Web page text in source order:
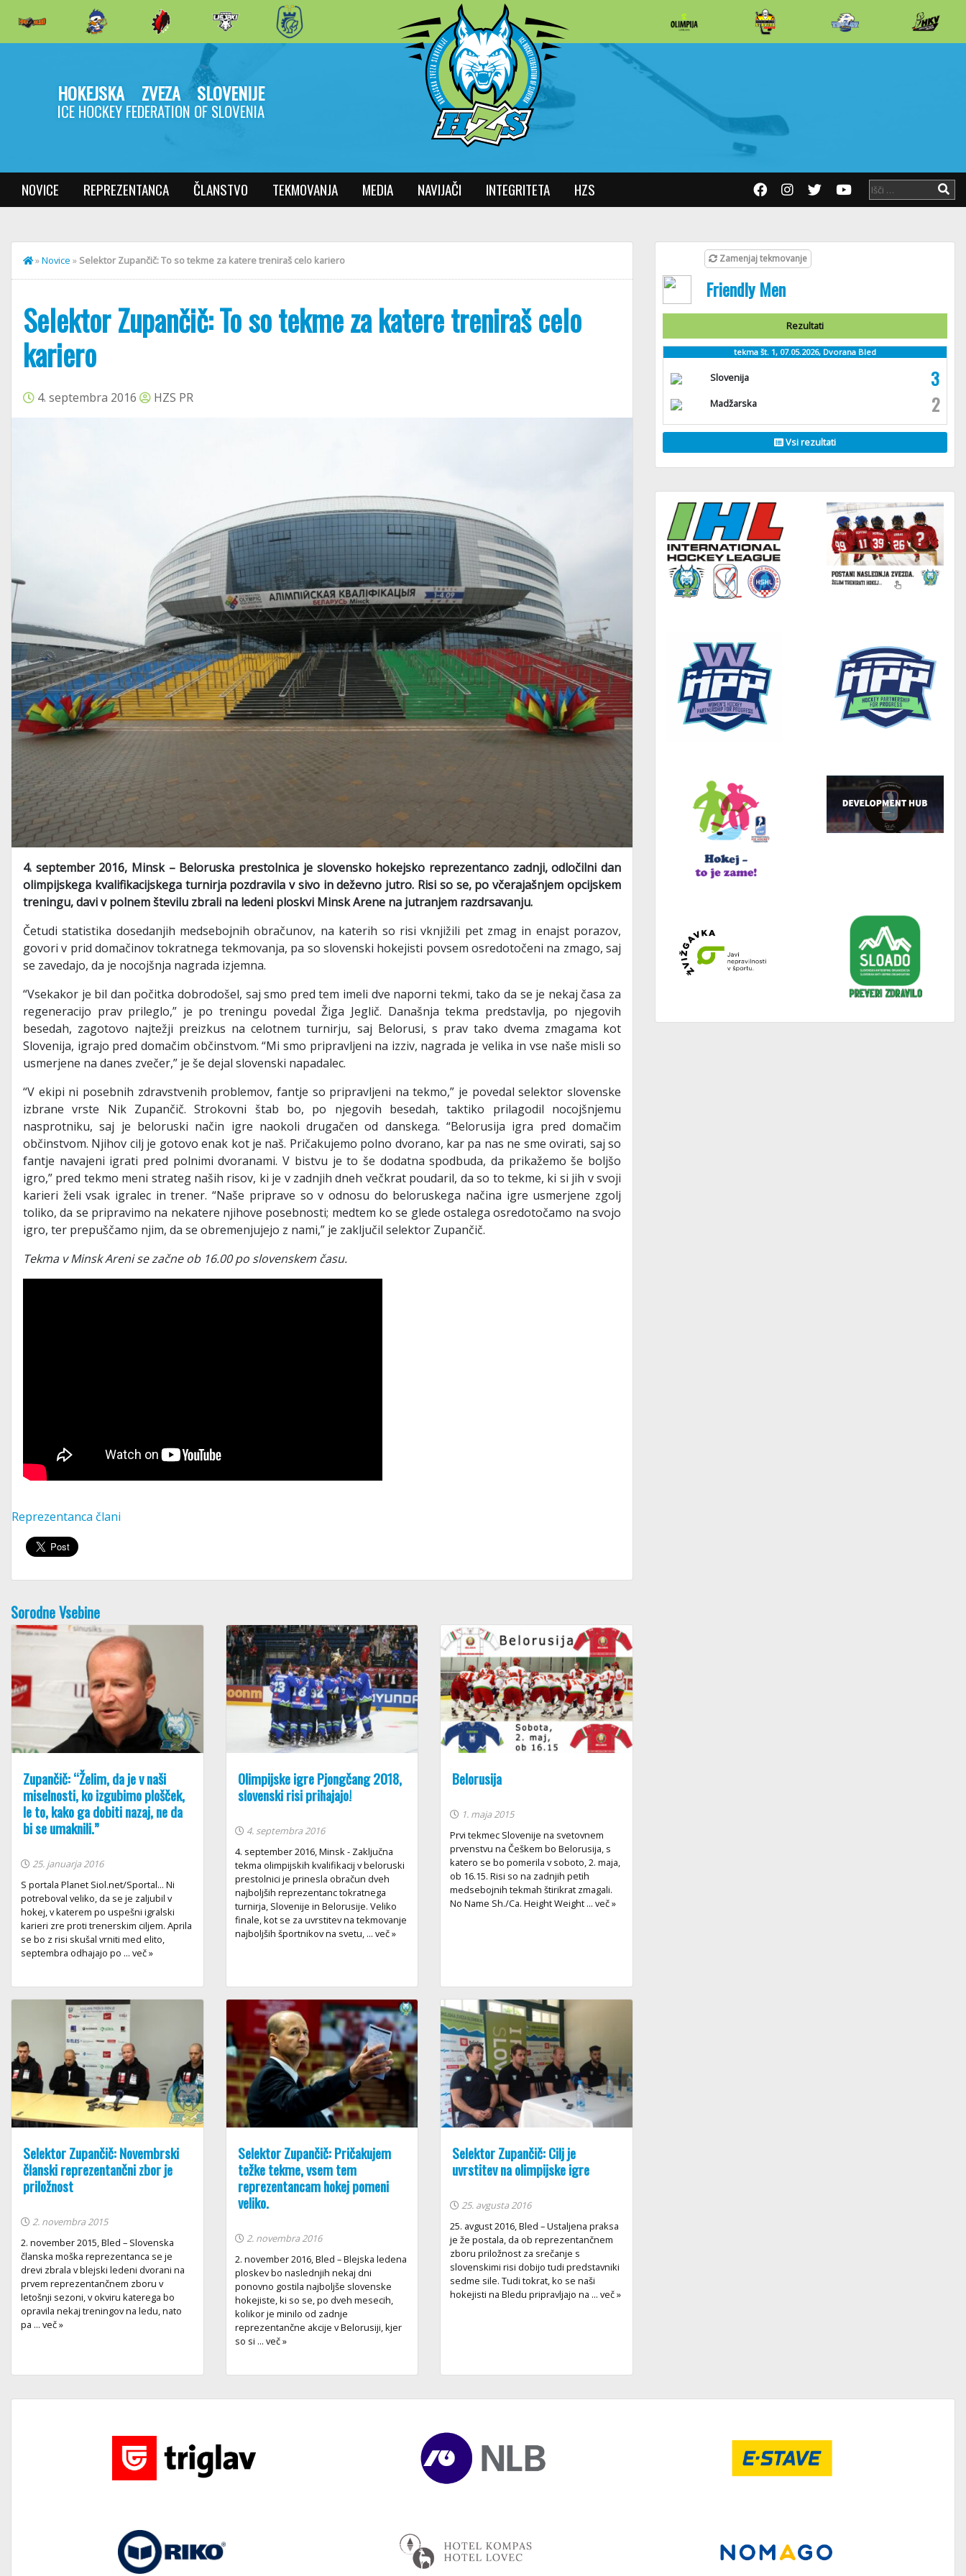
HOKEJSKA ZVEZA SLOVENIJE
ICE HOCKEY FEDERATION OF SLOVENIA
NOVICE REPREZENTANCA ČLANSTVO TEKMOVANJA MEDIA NAVIJAČI INTEGRITETA HZS
»Novice » Selektor Zupančič: To so tekme za katere treniraš celo kariero
Selektor Zupančič: To so tekme za katere treniraš celo
kariero
4. septembra 2016 HZS PR
4. september 2016, Minsk – Beloruska prestolnica je slovensko hokejsko reprezentanco zadnji, odločilni dan
olimpijskega kvalifikacijskega turnirja pozdravila v sivo in deževno jutro. Risi so se, po včerajašnjem opcijskem
treningu, davi v polnem številu zbrali na ledeni ploskvi Minsk Arene na jutranjem razdrsavanju.
Četudi statistika dosedanjih medsebojnih obračunov, na katerih so risi vknjižili pet zmag in enajst porazov,
govori v prid domačinov tokratnega tekmovanja, pa so slovenski hokejisti povsem osredotočeni na zmago, saj
se zavedajo, da je nocojšnja nagrada izjemna.
“Vsekakor je bil dan počitka dobrodošel, saj smo pred tem imeli dve naporni tekmi, tako da se je nekaj časa za
regeneracijo prav prileglo,” je po treningu povedal Žiga Jeglič. Današnja tekma predstavlja, po njegovih
besedah, zagotovo najtežji preizkus na celotnem turnirju, saj Belorusi, s prav tako dvema zmagama kot
Slovenija, igrajo pred domačim občinstvom. “Mi smo pripravljeni na izziv, nagrada je velika in vse naše misli so
usmerjene na danes zvečer,” je še dejal slovenski napadalec.
“V ekipi ni posebnih zdravstvenih problemov, fantje so pripravljeni na tekmo,” je povedal selektor slovenske
izbrane vrste Nik Zupančič. Strokovni štab bo, po njegovih besedah, taktiko prilagodil nocojšnjemu
nasprotniku, saj je beloruski način igre naokoli drugačen od danskega. “Belorusija igra pred domačim
občinstvom. Njihov cilj je gotovo enak kot je naš. Pričakujemo polno dvorano, kar pa nas ne sme ovirati, saj so
fantje navajeni igrati pred polnimi dvoranami. V bistvu je to še dodatna spodbuda, da prikažemo še boljšo
igro,” pred tekmo meni strateg naših risov, ki je v zadnjih dneh večkrat poudaril, da so to tekme, ki si jih v svoji
karieri želi vsak igralec in trener. “Naše priprave so v odnosu do beloruskega načina igre usmerjene zgolj
toliko, da se pripravimo na nekatere njihove posebnosti; medtem ko se glede ostalega osredotočamo na svojo
igro, ter prepuščamo njim, da se obremenjujejo z nami,” je zaključil selektor Zupančič.
Tekma v Minsk Areni se začne ob 16.00 po slovenskem času.
Reprezentanca člani
Sorodne Vsebine
Zupančič: “Želim, da je v naši
miselnosti, ko izgubimo plošček,
le to, kako ga dobiti nazaj, ne da
bi se umaknili.”
25. januarja 2016
S portala Planet Siol.net/Sportal... Ni
potreboval veliko, da se je zaljubil v
hokej, v katerem po uspešni igralski
karieri zre proti trenerskim ciljem. Aprila
se bo z risi skušal vrniti med elito,
septembra odhajajo po ... več »
Olimpijske igre Pjongčang 2018,
slovenski risi prihajajo!
4. septembra 2016
4. september 2016, Minsk - Zaključna
tekma olimpijskih kvalifikacij v beloruski
prestolnici je prinesla obračun dveh
najboljših reprezentanc tokratnega
turnirja, Slovenije in Belorusije. Veliko
finale, kot se za uvrstitev na tekmovanje
najboljših športnikov na svetu, ... več »
Belorusija
1. maja 2015
Prvi tekmec Slovenije na svetovnem
prvenstvu na Češkem bo Belorusija, s
katero se bo pomerila v soboto, 2. maja,
ob 16.15. Risi so na zadnjih petih
medsebojnih tekmah štirikrat zmagali.
No Name Sh./Ca. Height Weight ... več »
Selektor Zupančič: Novembrski
članski reprezentančni zbor je
priložnost
2. novembra 2015
2. november 2015, Bled – Slovenska
članska moška reprezentanca se je
drevi zbrala v blejski ledeni dvorani na
prvem reprezentančnem zboru v
letošnji sezoni, v okviru katerega bo
opravila nekaj treningov na ledu, nato
pa ... več »
Selektor Zupančič: Pričakujem
težke tekme, vsem tem
reprezentancam hokej pomeni
veliko.
2. novembra 2016
2. november 2016, Bled – Blejska ledena
ploskev bo naslednjih nekaj dni
ponovno gostila najboljše slovenske
hokejiste, ki so se, po dveh mesecih,
kolikor je minilo od zadnje
reprezentančne akcije v Belorusiji, kjer
so si ... več »
Selektor Zupančič: Cilj je
uvrstitev na olimpijske igre
25. avgusta 2016
25. avgust 2016, Bled – Ustaljena praksa
je že postala, da ob reprezentančnem
zboru priložnost za srečanje s
slovenskimi risi dobijo tudi predstavniki
sedme sile. Tudi tokrat, ko se naši
hokejisti na Bledu pripravljajo na ... več »
Zamenjaj tekmovanje
Friendly Men
Rezultati
tekma št. 1, 07.05.2026, Dvorana Bled
Slovenija 3
Madžarska 2
Vsi rezultati